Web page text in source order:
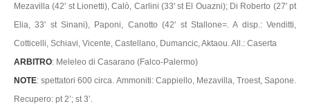
Mezavilla (42' st Lionetti), Calò, Carlini (33' st El Ouazni); Di Roberto (27' pt
Elia, 33' st Sinani), Paponi, Canotto (42' st Stallone=. A disp.: Venditti,
Cotticelli, Schiavi, Vicente, Castellano, Dumancic, Aktaou. All.: Caserta
ARBITRO: Meleleo di Casarano (Falco-Palermo)
NOTE: spettatori 600 circa. Ammoniti: Cappiello, Mezavilla, Troest, Sapone.
Recupero: pt 2’; st 3’.